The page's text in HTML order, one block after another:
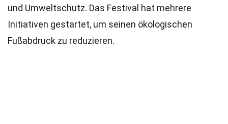
und Umweltschutz. Das Festival hat mehrere
Initiativen gestartet, um seinen ökologischen
Fußabdruck zu reduzieren.